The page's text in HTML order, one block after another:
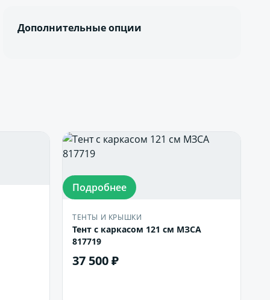
Дополнительные опции
Подробнее
ТЕНТЫ И КРЫШКИ
Тент с каркасом 121 см МЗСА
817719
37 500 ₽